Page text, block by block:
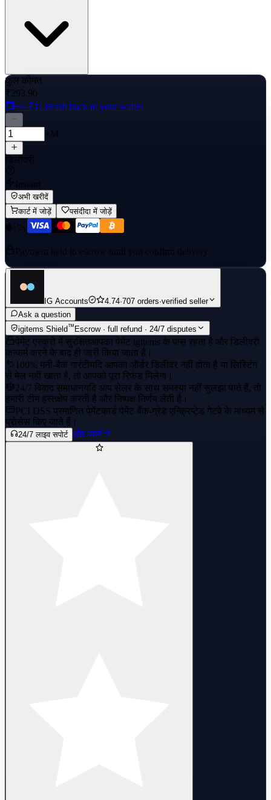
कुल कीमत
₹293.90
+≈ ₹11.8cash back to your wallet
×M
डिलीवरी
Instant
अभी खरीदें
कार्ट में जोड़ें
पसंदीदा में जोड़ें
Payment held in escrow until you confirm delivery
IG Accounts 4.74·707 orders·verified seller
Ask a question
igitems Shield™ Escrow · full refund · 24/7 disputes
पेमेंट एस्क्रो में सुरक्षितआपका पेमेंट igitems के पास रहता है और डिलीवरी
कन्फर्म करने के बाद ही जारी किया जाता है।
100% मनी-बैक गारंटीयदि आपका ऑर्डर डिलीवर नहीं होता है या लिस्टिंग
से मेल नहीं खाता है, तो आपको पूरा रिफंड मिलेगा।
24/7 विवाद समाधानयदि आप सेलर के साथ समस्या नहीं सुलझा पाते हैं, तो
हमारी टीम हस्तक्षेप करती है और निष्पक्ष निर्णय लेती है।
PCI DSS प्रमाणित पेमेंटकार्ड पेमेंट बैंक-ग्रेड एन्क्रिप्टेड गेटवे के माध्यम से
प्रोसेस किए जाते हैं।
24/7 लाइव सपोर्ट और जानें